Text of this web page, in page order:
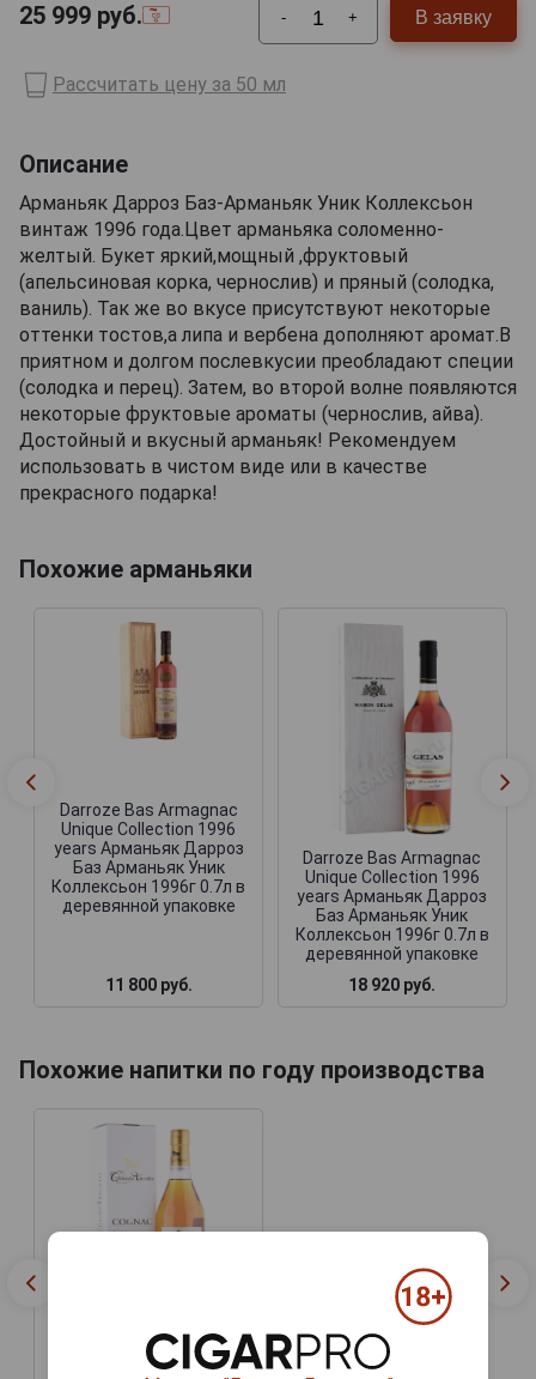
25 999 руб. - + В заявку
Рассчитать цену за 50 мл
Описание
Арманьяк Дарроз Баз-Арманьяк Уник Коллексьон
винтаж 1996 года.Цвет арманьяка соломенно-
желтый. Букет яркий,мощный ,фруктовый
(апельсиновая корка, чернослив) и пряный (солодка,
ваниль). Так же во вкусе присутствуют некоторые
оттенки тостов,а липа и вербена дополняют аромат.В
приятном и долгом послевкусии преобладают специи
(солодка и перец). Затем, во второй волне появляются
некоторые фруктовые ароматы (чернослив, айва).
Достойный и вкусный арманьяк! Рекомендуем
использовать в чистом виде или в качестве
прекрасного подарка!
Похожие арманьяки
Darroze Bas Armagnac
Unique Collection 1996
years Арманьяк Дарроз
Баз Арманьяк Уник
Коллексьон 1996г 0.7л в
деревянной упаковке
11 800 руб.
Darroze Bas Armagnac
Unique Collection 1996
years Арманьяк Дарроз
Баз Арманьяк Уник
Коллексьон 1996г 0.7л в
деревянной упаковке
18 920 руб.
Похожие напитки по году производства
Darroze Bas Armagnac